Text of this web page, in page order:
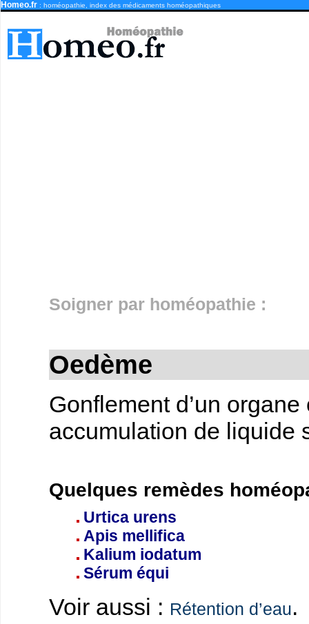
Homeo.fr : homéopathie, index des médicaments homéopathiques
Soigner par homéopathie :
Oedème
Gonflement d’un
accumulation de liquide
Quelques remèdes
Urtica urens
Apis mellifica
Kalium iodatum
Sérum équi
Voir aussi : Rétention d’eau.